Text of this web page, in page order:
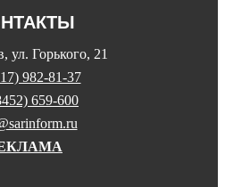
ул. Горького, 21
982-81-37
659-600